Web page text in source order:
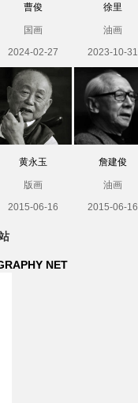
曹俊
国画
2024-02-27
徐里
油画
2023-10-31
黄永玉
版画
2015-06-16
詹建俊
油画
2015-06-16
NET